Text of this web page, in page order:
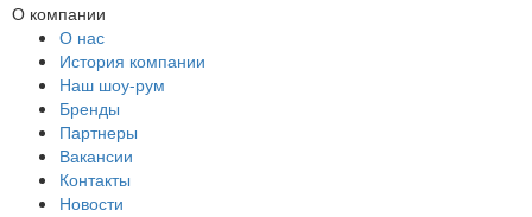
О компании
О нас
История компании
Наш шоу-рум
Бренды
Партнеры
Вакансии
Контакты
Новости